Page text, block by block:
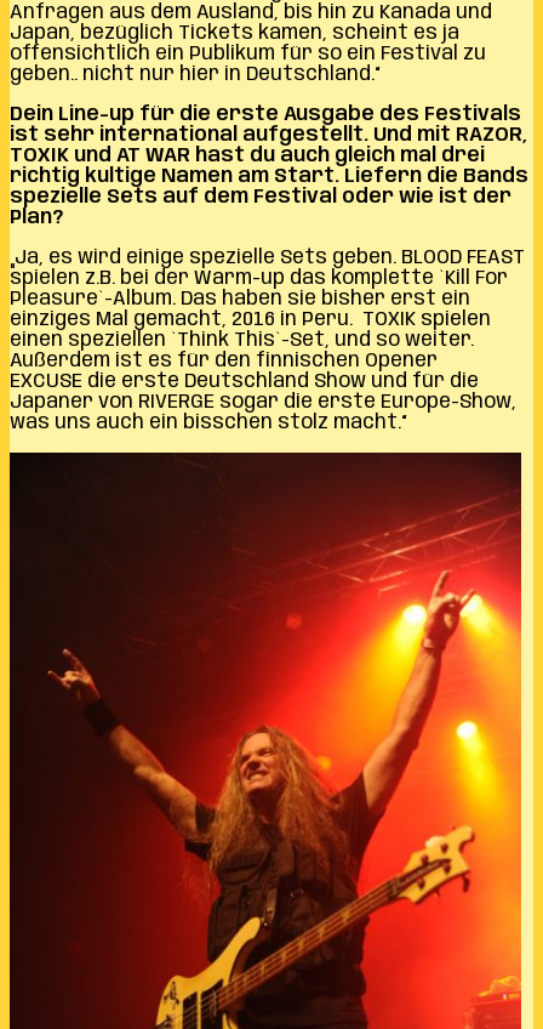
Anfragen aus dem Ausland, bis hin zu Kanada und
Japan, bezüglich Tickets kamen, scheint es ja
offensichtlich ein Publikum für so ein Festival zu
geben.. nicht nur hier in Deutschland.“
Dein Line-up für die erste Ausgabe des Festivals
ist sehr international aufgestellt. Und mit RAZOR,
TOXIK und AT WAR hast du auch gleich mal drei
richtig kultige Namen am Start. Liefern die Bands
spezielle Sets auf dem Festival oder wie ist der
Plan?
„Ja, es wird einige spezielle Sets geben. BLOOD FEAST
spielen z.B. bei der Warm-up das komplette `Kill For
Pleasure`-Album. Das haben sie bisher erst ein
einziges Mal gemacht, 2016 in Peru. TOXIK spielen
einen speziellen `Think This`-Set, und so weiter.
Außerdem ist es für den finnischen Opener
EXCUSE die erste Deutschland Show und für die
Japaner von RIVERGE sogar die erste Europe-Show,
was uns auch ein bisschen stolz macht.“